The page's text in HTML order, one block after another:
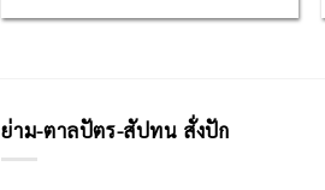
ย่าม-ตาลปัตร-สัปทน สั่งปัก